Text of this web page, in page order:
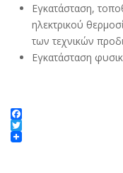
Εγκατάσταση,
ηλεκτρικού
των τεχνικών
Εγκατάσταση
Facebook
Twitter